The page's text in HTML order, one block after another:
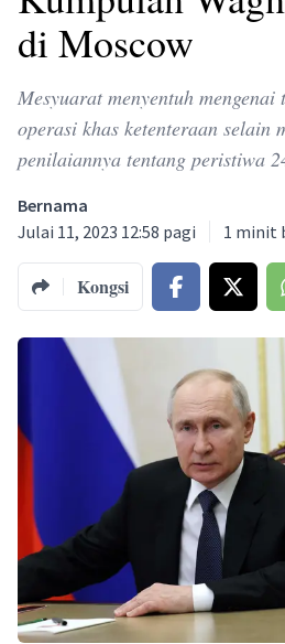
di Moscow
Mesyuarat menyentuh mengenai
operasi khas ketenteraan selain
penilaiannya tentang peristiwa
Bernama
Julai 11, 2023 12:58 pagi
1 minit
Kongsi